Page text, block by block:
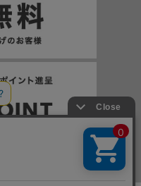
記載しております。ご注意ください。